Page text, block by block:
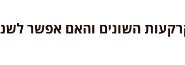
השונים והאם אפשר